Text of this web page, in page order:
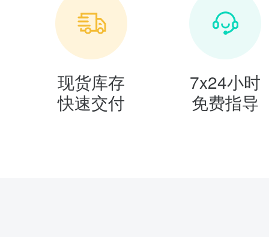
现货库存
快速交付
7x24小时
免费指导